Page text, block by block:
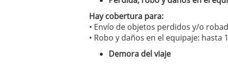
Hay cobertura para:
• Envío de objetos perdidos y/o
• Robo y daños en el equipaje: hasta
Demora del viaje